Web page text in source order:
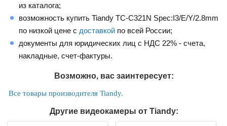
из каталога;
возможность купить Tiandy TC-C321N Spec:I3/E/Y/2.8mm
по низкой цене с доставкой по всей России;
документы для юридических лиц с НДС 22% - счета,
накладные, счет-фактуры.
Возможно, вас заинтересует:
Все товары производителя Tiandy.
Другие видеокамеры от Tiandy: